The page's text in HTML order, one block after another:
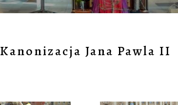
Kanonizacja Jana Pawla II